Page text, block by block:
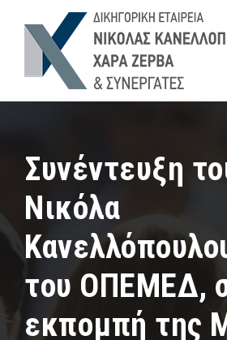
Συνέντευξη
Νικόλα
του ΟΠΕΜΕΔ,
εκπομπή της